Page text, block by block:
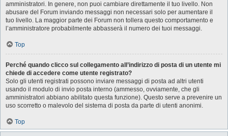
amministratori. In genere, non puoi cambiare direttamente il tuo livello. Non
abusare del Forum inviando messaggi non necessari solo per aumentare il
tuo livello. La maggior parte dei Forum non tollera questo comportamento e
l’amministratore probabilmente abbasserà il numero dei tuoi messaggi.
Top
Perché quando clicco sul collegamento all’indirizzo di posta di un utente mi
chiede di accedere come utente registrato?
Solo gli utenti registrati possono inviare messaggi di posta ad altri utenti
usando il modulo di invio posta interno (ammesso, ovviamente, che gli
amministratori abbiano abilitato questa funzione). Questo serve a prevenire un
uso scorretto o malevolo del sistema di posta da parte di utenti anonimi.
Top